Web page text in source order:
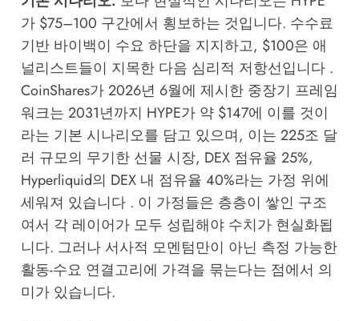
가 $75–100 구간에서 횡보하는 것입니다. 수수료
기반 바이백이 수요 하단을 지지하고, $100은 애
널리스트들이 지목한 다음 심리적 저항선입니다 .
CoinShares가 2026년 6월에 제시한 중장기 프레임
워크는 2031년까지 HYPE가 약 $147에 이를 것이
라는 기본 시나리오를 담고 있으며, 이는 225조 달
러 규모의 무기한 선물 시장, DEX 점유율 25%,
Hyperliquid의 DEX 내 점유율 40%라는 가정 위에
세워져 있습니다 . 이 가정들은 층층이 쌓인 구조
여서 각 레이어가 모두 성립해야 수치가 현실화됩
니다. 그러나 서사적 모멘텀만이 아닌 측정 가능한
활동-수요 연결고리에 가격을 묶는다는 점에서 의
미가 있습니다.